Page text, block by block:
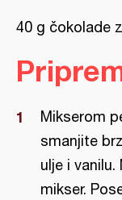
40 g čokolade
Mikserom
smanjite
ulje i
mikser.